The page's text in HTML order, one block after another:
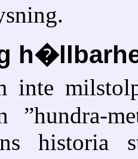
inte
hundra-
historia